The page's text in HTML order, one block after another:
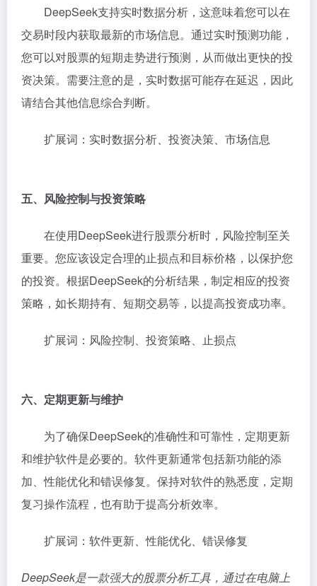
DeepSeek支持实时数据分析，这意味着您可以在
交易时段内获取最新的市场信息。通过实时预测功能，
您可以对股票的短期走势进行预测，从而做出更快的投
资决策。需要注意的是，实时数据可能存在延迟，因此
请结合其他信息综合判断。
扩展词：实时数据分析、投资决策、市场信息
五、风险控制与投资策略
在使用DeepSeek进行股票分析时，风险控制至关
重要。您应该设定合理的止损点和目标价格，以保护您
的投资。根据DeepSeek的分析结果，制定相应的投资
策略，如长期持有、短期交易等，以提高投资成功率。
扩展词：风险控制、投资策略、止损点
六、定期更新与维护
为了确保DeepSeek的准确性和可靠性，定期更新
和维护软件是必要的。软件更新通常包括新功能的添
加、性能优化和错误修复。保持对软件的熟悉度，定期
复习操作流程，也有助于提高分析效率。
扩展词：软件更新、性能优化、错误修复
DeepSeek是一款强大的股票分析工具，通过在电脑上